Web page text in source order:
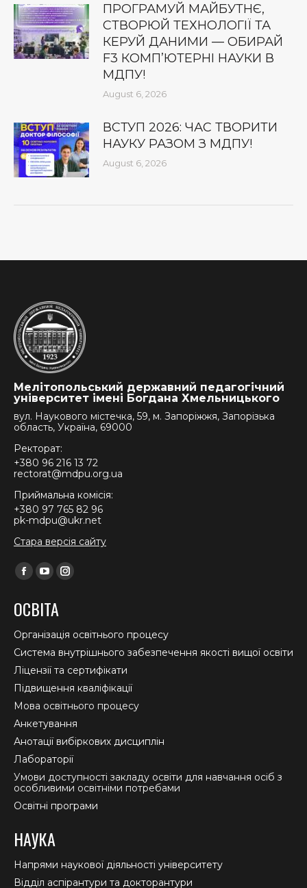
ПРОГРАМУЙ МАЙБУТНЄ,
СТВОРЮЙ ТЕХНОЛОГІЇ ТА
КЕРУЙ ДАНИМИ — ОБИРАЙ
F3 КОМП’ЮТЕРНІ НАУКИ В
МДПУ!
August 6, 2026
ВСТУП 2026: ЧАС ТВОРИТИ
НАУКУ РАЗОМ З МДПУ!
August 6, 2026
Мелітопольський державний педагогічний
університет імені Богдана Хмельницького
вул. Наукового містечка, 59, м. Запоріжжя, Запорізька
область, Україна, 69000
Ректорат:
+380 96 216 13 72
rectorat@mdpu.org.ua
Приймальна комісія:
+380 97 765 82 96
pk-mdpu@ukr.net
Стара версія сайту
Find us on:
Facebook
opens
in
new
window
YouTube
opens
in
new
window
Instagram
in
new
window
ОСВІТА
Організація освітнього процесу
Система внутрішнього забезпечення якості вищої освіти
Ліцензії та сертифікати
Підвищення кваліфікації
Мова освітнього процесу
Анкетування
Анотації вибіркових дисциплін
Лабораторії
Умови доступності закладу освіти для навчання осіб з
особливими освітніми потребами
Освітні програми
НАУКА
Напрями наукової діяльності університету
Відділ аспірантури та докторантури